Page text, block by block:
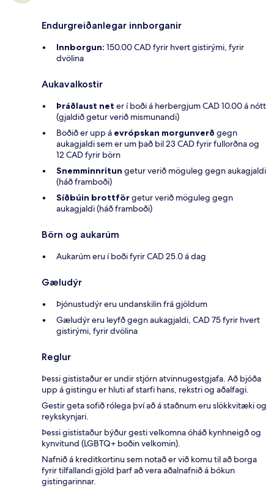
Endurgreiðanlegar innborganir
Innborgun: 150.00 CAD fyrir hvert gistirými, fyrir
dvölina
Aukavalkostir
Þráðlaust net er í boði á herbergjum CAD 10.00 á nótt
(gjaldið getur verið mismunandi)
Boðið er upp á evrópskan morgunverð gegn
aukagjaldi sem er um það bil 23 CAD fyrir fullorðna og
12 CAD fyrir börn
Snemminnritun getur verið möguleg gegn aukagjaldi
(háð framboði)
Síðbúin brottförgetur verið möguleg gegn
aukagjaldi (háð framboði)
Börn og aukarúm
Aukarúm eru í boði fyrir CAD 25.0 á dag
Gæludýr
Þjónustudýr eru undanskilin frá gjöldum
Gæludýr eru leyfð gegn aukagjaldi, CAD 75 fyrir hvert
gistirými, fyrir dvölina
Reglur
Þessi gististaður er undir stjórn atvinnugestgjafa. Að bjóða
upp á gistingu er hluti af starfi hans, rekstri og aðalfagi.
Gestir geta sofið rólega því að á staðnum eru slökkvitæki og
reykskynjari.
Þessi gististaður býður gesti velkomna óháð kynhneigð og
kynvitund (LGBTQ+ boðin velkomin).
Nafnið á kreditkortinu sem notað er við komu til að borga
fyrir tilfallandi gjöld þarf að vera aðalnafnið á bókun
gistingarinnar.